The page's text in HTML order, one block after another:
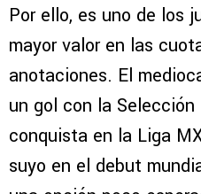
Por ello, es uno de los
mayor valor en las
anotaciones. El
un gol con la
conquista en la Liga
suyo en el debut